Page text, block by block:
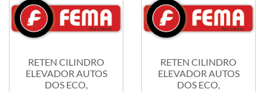
RETEN CILINDRO
ELEVADOR AUTOS
DOS ECO,
RETEN CILINDRO
ELEVADOR AUTOS
DOS ECO,